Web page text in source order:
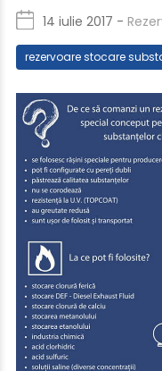
14 iulie 2017 -
rezervoare stocare